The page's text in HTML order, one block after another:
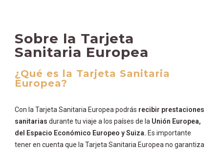
Sobre la Tarjeta
Sanitaria Europea
¿Qué es la Tarjeta Sanitaria
Europea?
Con la Tarjeta Sanitaria Europea podrás recibir prestaciones
sanitarias durante tu viaje a los países de la Unión Europea,
del Espacio Económico Europeo y Suiza. Es importante
tener en cuenta que la Tarjeta Sanitaria Europea no garantiza